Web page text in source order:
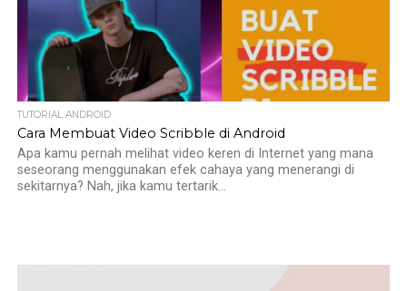
TUTORIAL ANDROID
Cara Membuat Video Scribble di Android
Apa kamu pernah melihat video keren di Internet yang mana
seseorang menggunakan efek cahaya yang menerangi di
sekitarnya? Nah, jika kamu tertarik...